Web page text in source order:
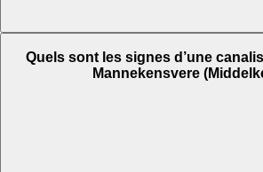
Quels sont les signes d’une
Mannekensvere